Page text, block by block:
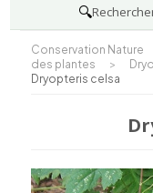
🔍
Conservation Nature
des plantes
>
Dryopteris celsa